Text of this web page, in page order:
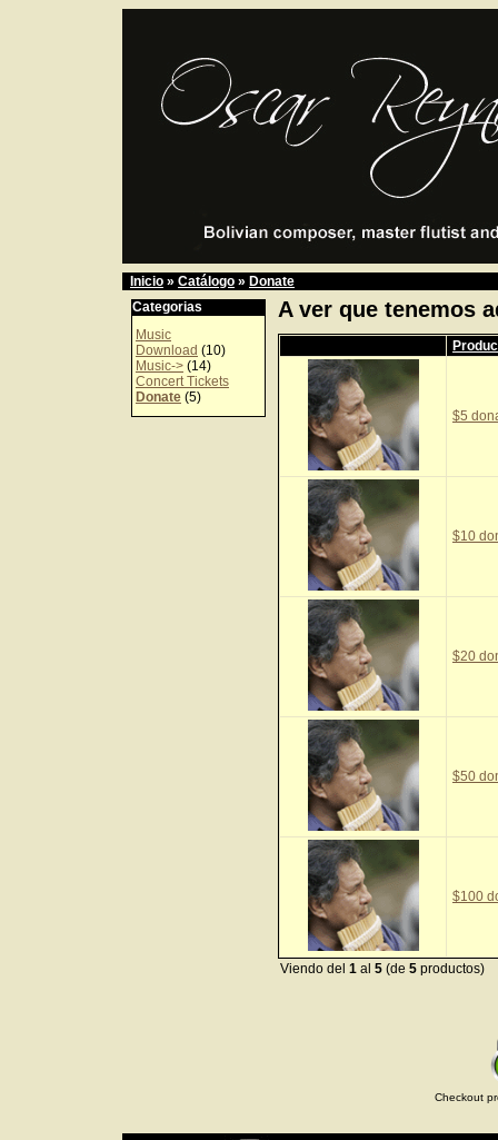
Inicio » Catálogo » Donate
Categorias
Music
Download (10)
Music-> (14)
Concert Tickets
Donate (5)
A ver que tenemos
$5
$10
$20
$50
$100
Viendo del 1 al 5 (de 5 productos)
Checkout